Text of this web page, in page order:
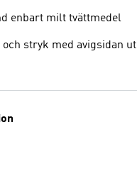
enbart milt tvättmedel
och stryk med avigsidan ut